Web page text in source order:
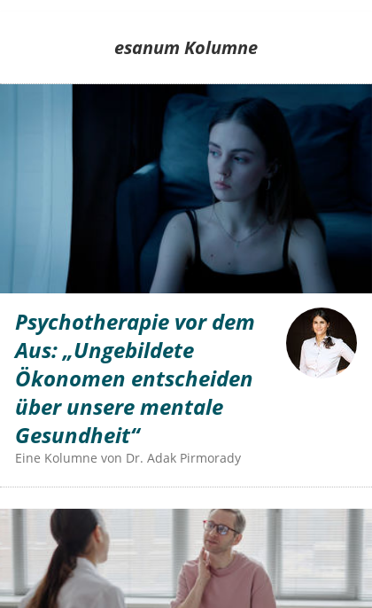
esanum Kolumne
Psychotherapie vor dem
Aus: „Ungebildete
Ökonomen entscheiden
über unsere mentale
Gesundheit“
Eine Kolumne von Dr. Adak Pirmorady